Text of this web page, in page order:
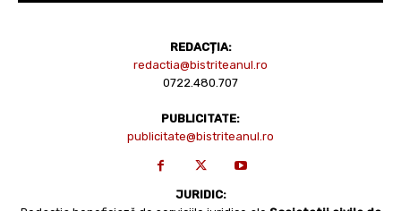
REDACȚIA:
redactia@bistriteanul.ro
0722.480.707
PUBLICITATE:
publicitate@bistriteanul.ro
JURIDIC: